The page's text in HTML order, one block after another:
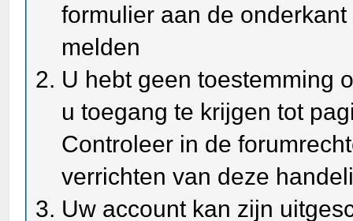
formulier aan de
melden
U hebt geen toestemming
u toegang te krijgen tot
Controleer in de
verrichten van deze
Uw account kan zijn